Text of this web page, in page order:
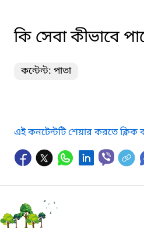
কি সেবা কীভাবে
কন্টেন্ট: পাতা
এই কনটেন্টটি শেয়ার করতে